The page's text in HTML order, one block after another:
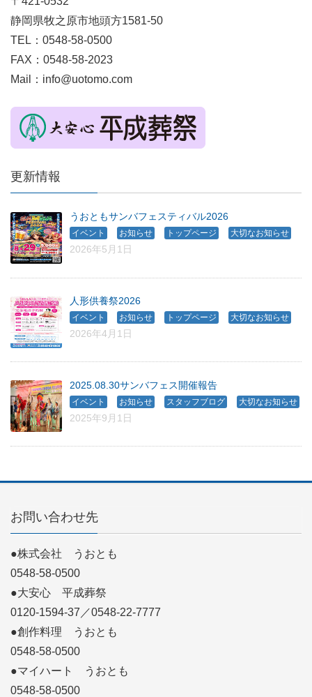
静岡県牧之原市地頭方1581-50
TEL：0548-58-0500
FAX：0548-58-2023
Mail：info@uotomo.com
更新情報
うおともサンバフェスティバル2026
イベント お知らせ トップページ 大切なお知らせ
2026年5月1日
人形供養祭2026
イベント お知らせ トップページ 大切なお知らせ
2026年4月1日
2025.08.30サンバフェス開催報告
イベント お知らせ スタッフブログ 大切なお知らせ
2025年9月1日
お問い合わせ先
●株式会社 うおとも
0548-58-0500
●大安心 平成葬祭
0120-1594-37／0548-22-7777
●創作料理 うおとも
0548-58-0500
●マイハート うおとも
0548-58-0500